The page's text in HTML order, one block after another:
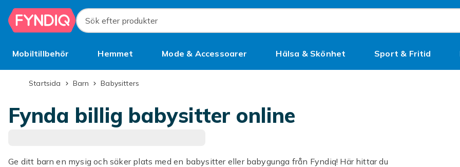
Hoppa till huvudinnehållet
Sök efter produkter
Mobiltillbehör Hemmet Mode & Accessoarer Hälsa & Skönhet Sport & Fritid
Bättre än begagnat
Startsida Barn Babysitters
Fynda billig babysitter online
Ge ditt barn en mysig och säker plats med en babysitter eller babygunga från Fyndiq! Här hittar du